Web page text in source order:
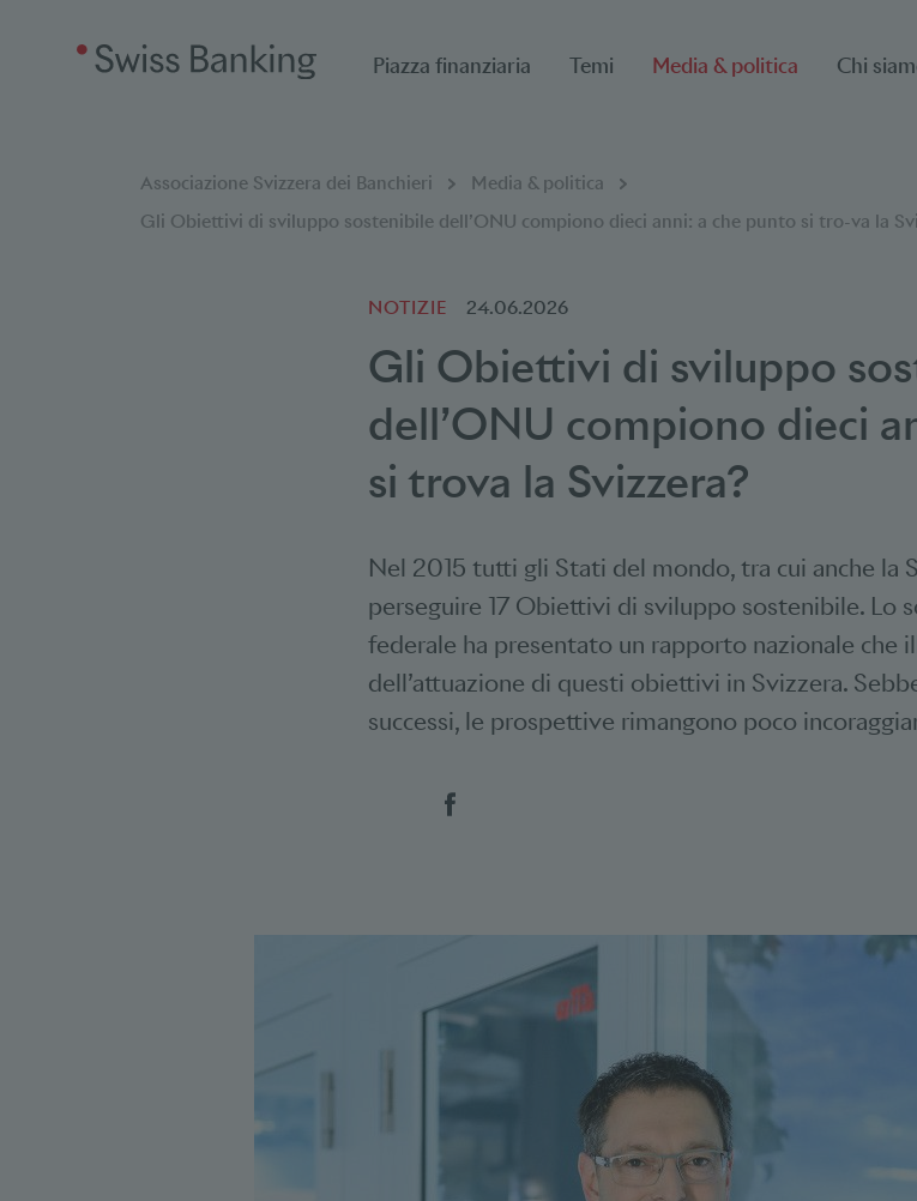
Piazza finanziaria Temi Media & politica Chi
Breadcrumb
Sei qui:
Associazione Svizzera dei Banchieri
Media & politica
Gli Obiettivi di sviluppo sostenibile dell’ONU compiono dieci anni: a che punto si tro-va la
NOTIZIE 24.06.2026
Gli Obiettivi di sviluppo
dell’ONU compiono dieci
si trova la Svizzera?
Nel 2015 tutti gli Stati del mondo, tra cui anche la
perseguire 17 Obiettivi di sviluppo sostenibile. Lo
federale ha presentato un rapporto nazionale che
dell’attuazione di questi obiettivi in Svizzera.
successi, le prospettive rimangono poco
Social Bookmarks